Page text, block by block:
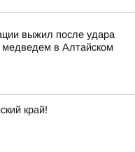
выжил после удара
медведем в Алтайском
край!